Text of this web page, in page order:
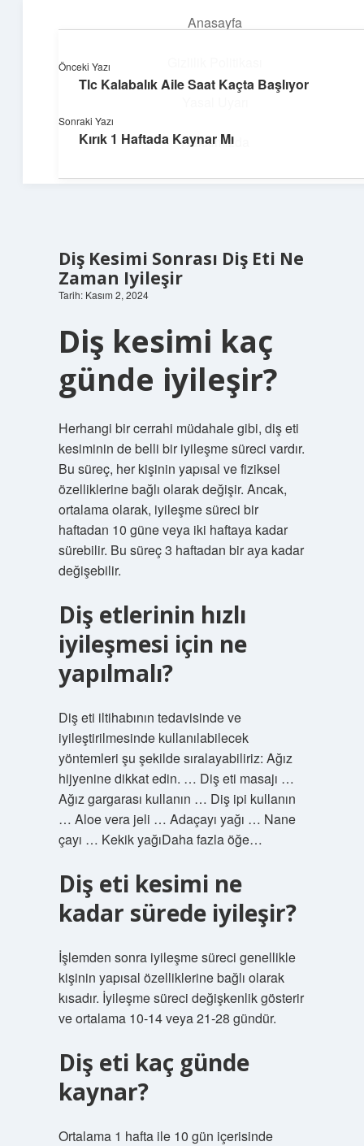
Anasayfa
Hakkımızda
Topluluk ve İlham
Diş Kesimi Sonrası Diş Eti Ne
Zaman Iyileşir
Tarih: Kasım 2, 2024
Diş kesimi kaç
günde iyileşir?
Herhangi bir cerrahi müdahale gibi, diş eti
kesiminin de belli bir iyileşme süreci vardır.
Bu süreç, her kişinin yapısal ve fiziksel
özelliklerine bağlı olarak değişir. Ancak,
ortalama olarak, iyileşme süreci bir
haftadan 10 güne veya iki haftaya kadar
sürebilir. Bu süreç 3 haftadan bir aya kadar
değişebilir.
Diş etlerinin hızlı
iyileşmesi için ne
yapılmalı?
Diş eti iltihabının tedavisinde ve
iyileştirilmesinde kullanılabilecek
yöntemleri şu şekilde sıralayabiliriz: Ağız
hijyenine dikkat edin. … Diş eti masajı …
Ağız gargarası kullanın … Diş ipi kullanın
… Aloe vera jeli … Adaçayı yağı … Nane
çayı … Kekik yağıDaha fazla öğe…
Diş eti kesimi ne
kadar sürede iyileşir?
İşlemden sonra iyileşme süreci genellikle
kişinin yapısal özelliklerine bağlı olarak
kısadır. İyileşme süreci değişkenlik gösterir
ve ortalama 10-14 veya 21-28 gündür.
Diş eti kaç günde
kaynar?
Ortalama 1 hafta ile 10 gün içerisinde
Önceki Yazı
Tlc Kalabalık Aile Saat Kaçta Başlıyor
Sonraki Yazı
Kırık 1 Haftada Kaynar Mı